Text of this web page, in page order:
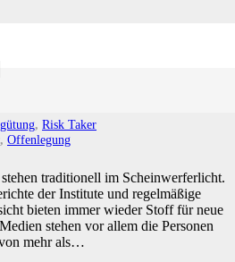
, Risk Taker
, Offenlegung
traditionell im Scheinwerferlicht.
der Institute und regelmäßige
bieten immer wieder Stoff für neue
stehen vor allem die Personen
mehr als…